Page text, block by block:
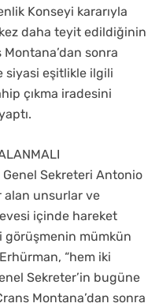
Konseyi kararıyla
daha teyit edildiğinin
Montana’dan sonra
siyasi eşitlikle ilgili
çıkma iradesini
Sekreteri Antonio
alan unsurlar ve
içinde hareket
görüşmenin mümkün
“hem iki
Sekreter’in bugüne
Montana’dan sonra